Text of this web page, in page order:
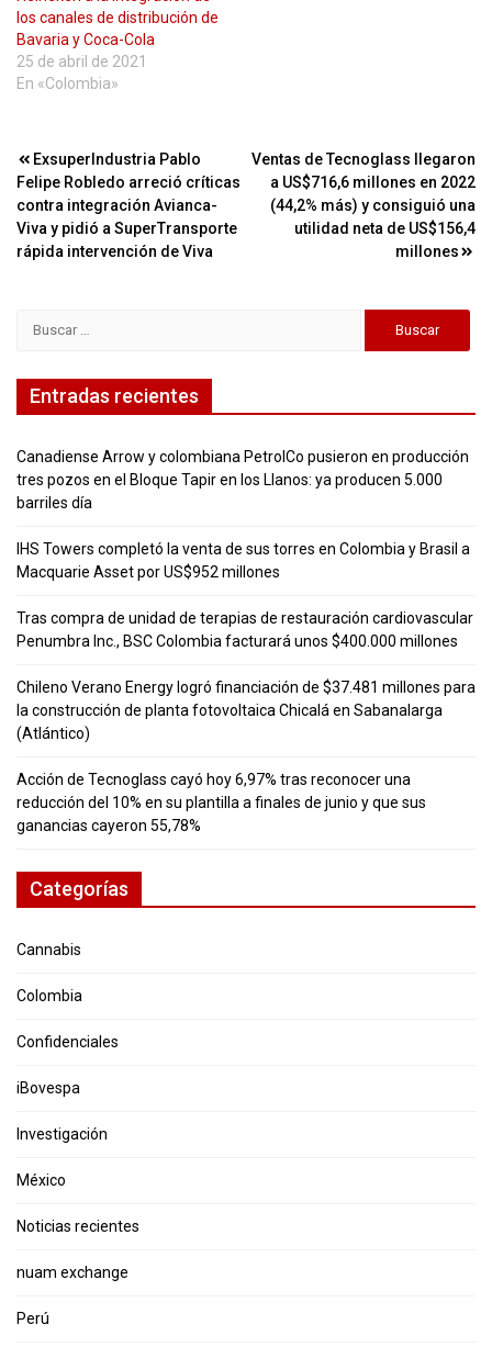
los canales de distribución de
Bavaria y Coca-Cola
25 de abril de 2021
En «Colombia»
Navegación
de
entradas
ExsuperIndustria Pablo
Felipe Robledo arreció críticas
contra integración Avianca-
Viva y pidió a SuperTransporte
rápida intervención de Viva
Ventas de Tecnoglass llegaron
a US$716,6 millones en 2022
(44,2% más) y consiguió una
utilidad neta de US$156,4
millones
Entradas recientes
Canadiense Arrow y colombiana PetrolCo pusieron en producción
tres pozos en el Bloque Tapir en los Llanos: ya producen 5.000
barriles día
IHS Towers completó la venta de sus torres en Colombia y Brasil a
Macquarie Asset por US$952 millones
Tras compra de unidad de terapias de restauración cardiovascular
Penumbra Inc., BSC Colombia facturará unos $400.000 millones
Chileno Verano Energy logró financiación de $37.481 millones para
la construcción de planta fotovoltaica Chicalá en Sabanalarga
(Atlántico)
Acción de Tecnoglass cayó hoy 6,97% tras reconocer una
reducción del 10% en su plantilla a finales de junio y que sus
ganancias cayeron 55,78%
Categorías
Cannabis
Colombia
Confidenciales
iBovespa
Investigación
México
Noticias recientes
nuam exchange
Perú